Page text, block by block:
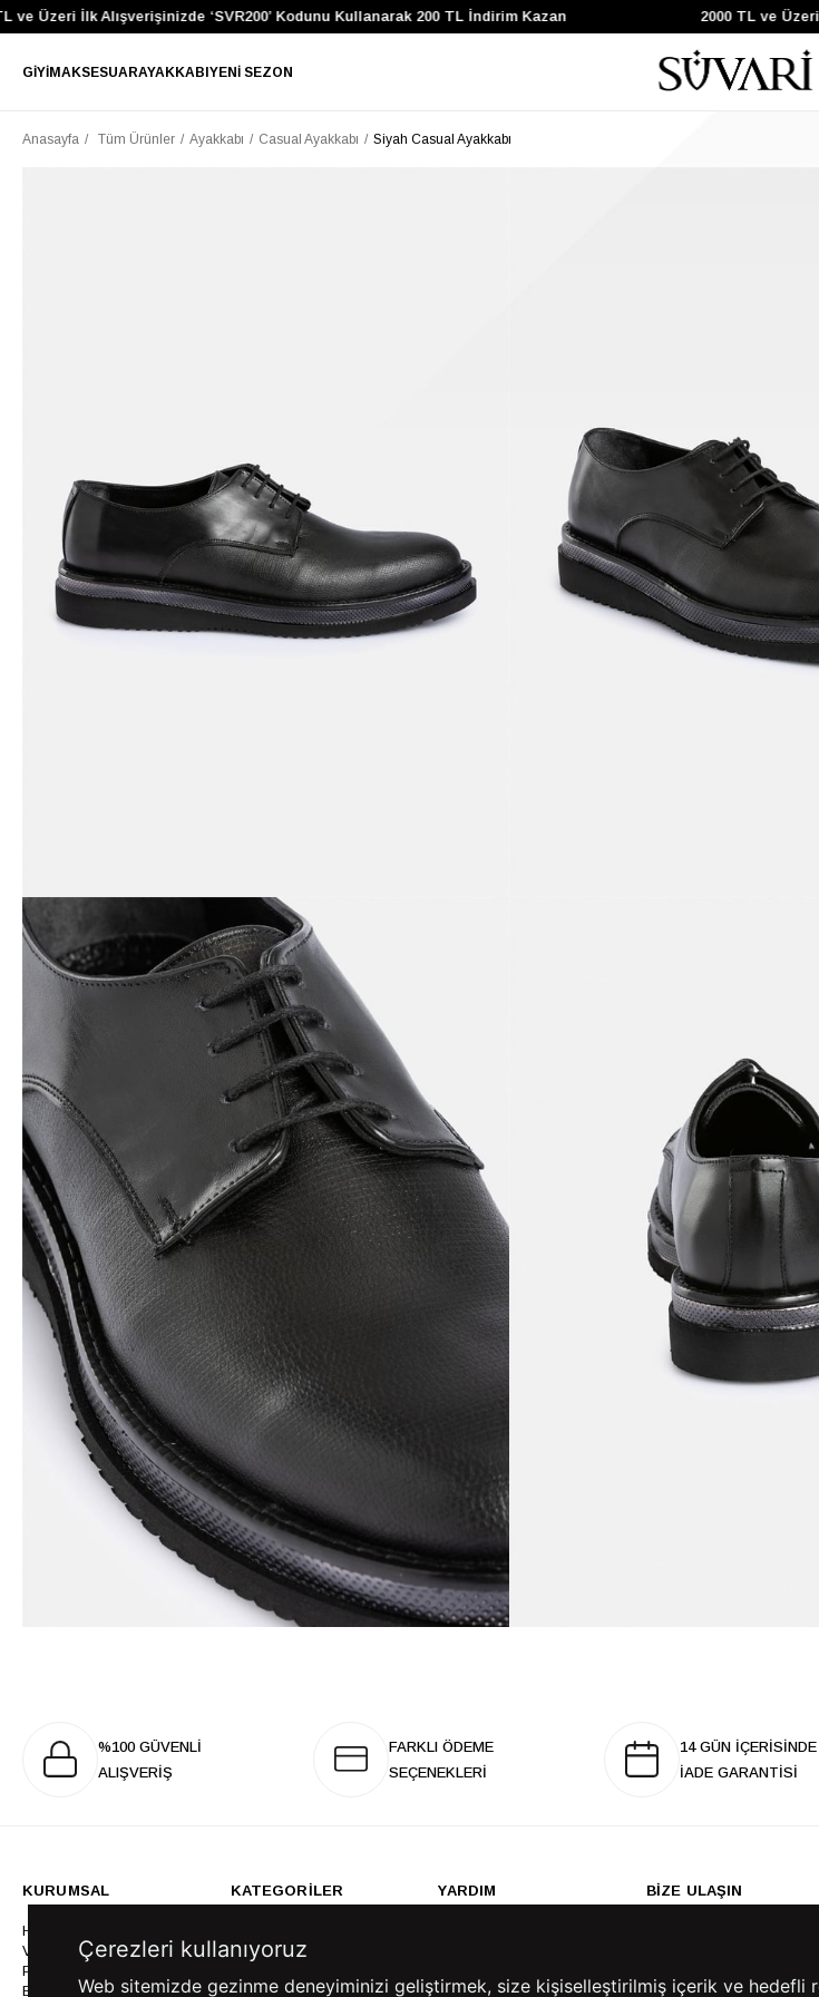
ve Üzeri İlk Alışverişinizde ‘SVR200’ Kodunu Kullanarak 200 TL İndirim Kazan 2000 TL ve Üzeri
GIYIMAKSESUARAYAKKABIYENI SEZON
Anasayfa Tüm Ürünler Ayakkabı Casual Ayakkabı Siyah Casual Ayakkabı
%100 GÜVENLİ
ALIŞVERİŞ
FARKLI ÖDEME
SEÇENEKLERİ
14 GÜN İÇERİSİNDE
İADE GARANTİSİ
KURUMSAL
Hakkımızda
Vizyonumuz & Misyonumuz
Politikalarımız
Bayilik
KATEGORİLER
Takım Elbise
Mont
YARDIM
İptal & İade Politikası
BİZE ULAŞIN
Çerezleri kullanıyoruz
Web sitemizde gezinme deneyiminizi geliştirmek, size kişiselleştirilmiş içerik ve